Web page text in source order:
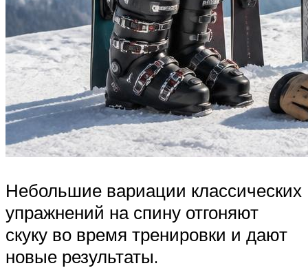
Небольшие вариации классических
упражнений на спину отгоняют
скуку во время тренировки и дают
новые результаты.